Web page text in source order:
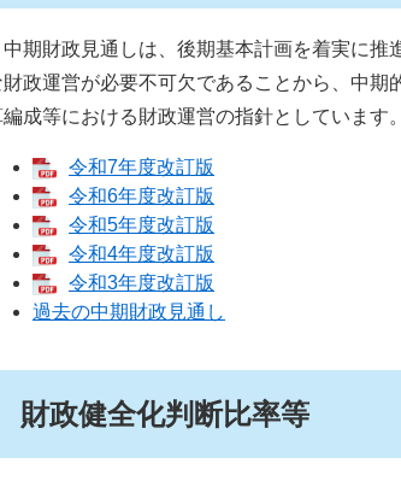
期財政見通しは、後期基本計画を着実に推
財政運営が必要不可欠であることから、中
成等における財政運営の指針としています。
令和7年度改訂版
令和6年度改訂版
令和5年度改訂版
令和4年度改訂版
令和3年度改訂版
過去の中期財政見通し
財政健全化判断比率等